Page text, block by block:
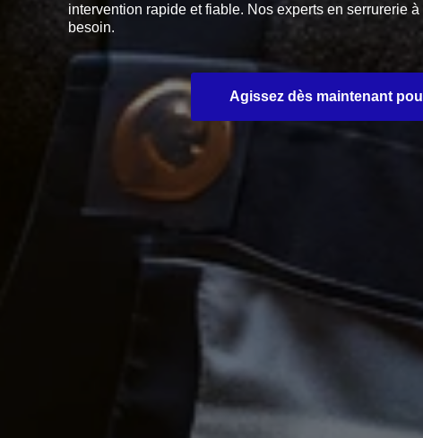
intervention rapide et fiable. Nos experts en serrurerie
besoin.
Agissez dès maintenant